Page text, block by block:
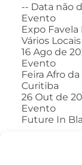
-- Data não
Evento
Expo
Vários Locais
16 Ago de
Evento
Feira Afro
Curitiba
26 Out de
Evento
Future In